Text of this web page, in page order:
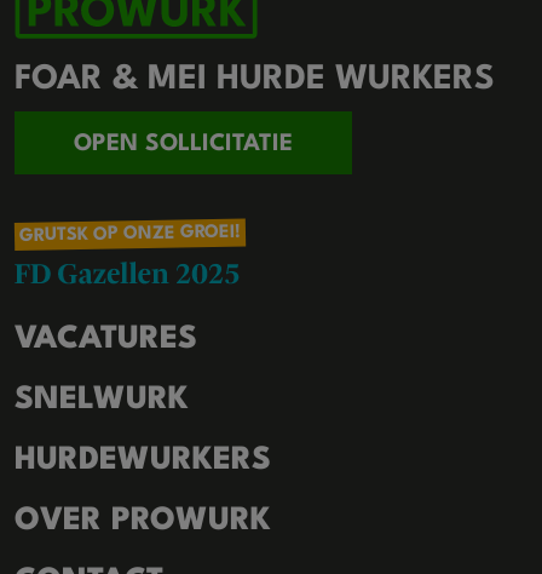
FOAR & MEI HURDE WURKERS
OPEN SOLLICITATIE
GRUTSK OP ONZE GROEI!
VACATURES
SNELWURK
HURDEWURKERS
OVER PROWURK